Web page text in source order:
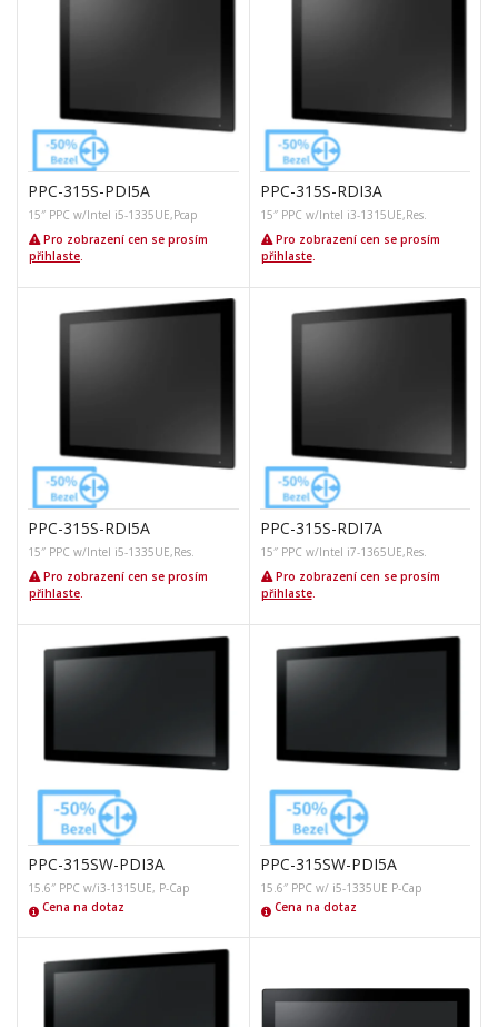
PPC-315S-PDI5A
15″ PPC w/Intel i5-1335UE,Pcap
Pro zobrazení cen se prosím
přihlaste.
PPC-315S-RDI3A
15″ PPC w/Intel i3-1315UE,Res.
Pro zobrazení cen se prosím
přihlaste.
PPC-315S-RDI5A
15″ PPC w/Intel i5-1335UE,Res.
Pro zobrazení cen se prosím
přihlaste
PPC-315S-RDI7A
15″ PPC w/Intel i7-1365UE,Res.
Pro zobrazení cen se prosím
přihlaste.
PPC-315SW-PDI3A
15.6″ PPC w/i3-1315UE, P-Cap
Cena na dotaz
PPC-315SW-PDI5A
15.6″ PPC w/ i5-1335UE P-Cap
Cena na dotaz